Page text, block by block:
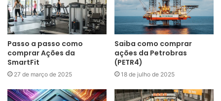
Passo a passo como
comprar Ações da
SmartFit
27 de março de 2025
Saiba como comprar
ações da Petrobras
(PETR4)
18 de julho de 2025